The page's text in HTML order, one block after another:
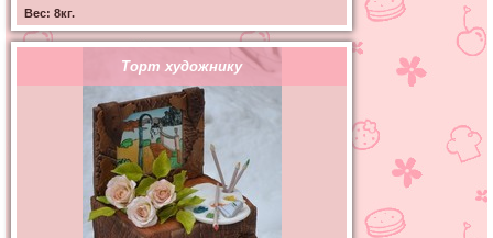
Вес: 8кг.
Торт художнику